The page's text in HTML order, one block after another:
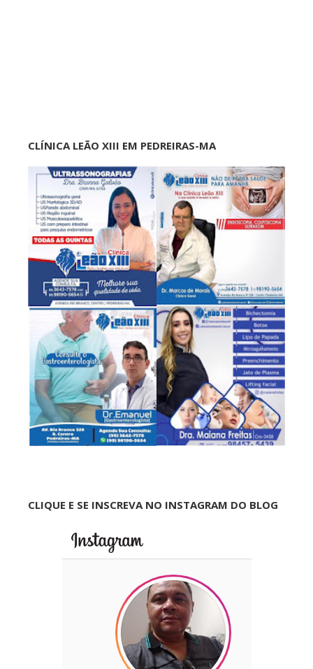
CLÍNICA LEÃO XIII EM PEDREIRAS-MA
CLIQUE E SE INSCREVA NO INSTAGRAM DO BLOG